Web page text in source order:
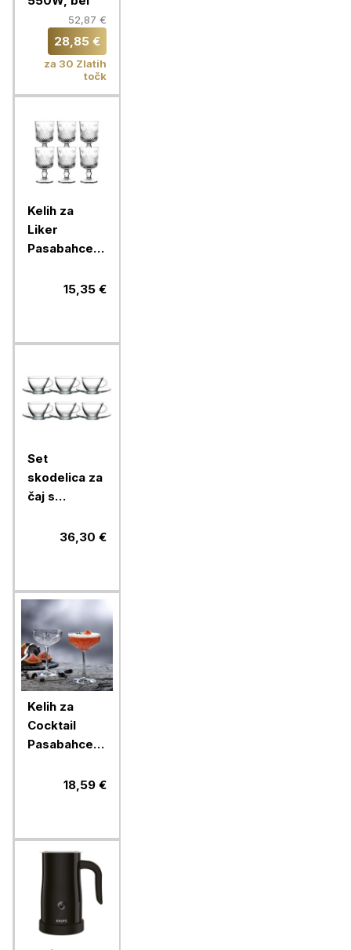
52,87 €
28,85 €
za 30 Zlatih
točk
Kelih za
Liker
Pasabahce
ml, 6 kos,15,35 €
Set
skodelica za
čaj s
Pasabahce
kos, steklo
36,30 €
Kelih za
Cocktail
Pasabahce
270 ml, 418,59 €